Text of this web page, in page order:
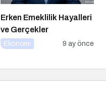
Erken Emeklilik Hayalleri
ve Gerçekler
Ekonomi 9 ay önce